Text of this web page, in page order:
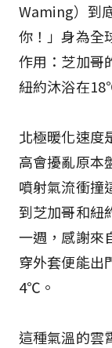
Waming）到
你！」身為全
作用：芝加哥
紐約沐浴在
北極暖化速度
高會擾亂原本
噴射氣流衝撞
到芝加哥和紐
一週，感謝來
穿外套便能出
4℃。
這種氣溫的雲